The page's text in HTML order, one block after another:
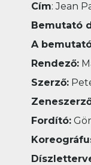
Cím: Jean
Bemutató
A
Rendező:
Szerző:
Fordító: